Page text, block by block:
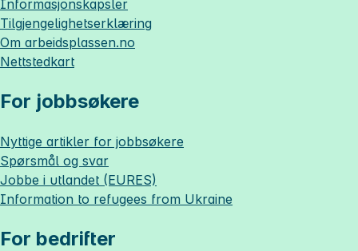
Informasjonskapsler
Tilgjengelighetserklæring
Om arbeidsplassen.no
Nettstedkart
For jobbsøkere
Nyttige artikler for jobbsøkere
Spørsmål og svar
Jobbe i utlandet (EURES)
Information to refugees from Ukraine
For bedrifter